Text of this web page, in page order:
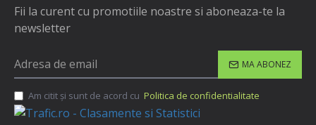
Fii la curent cu promotiile noastre si aboneaza-te la
newsletter
MA ABONEZ
Am citit şi sunt de acord cu Politica de confidentialitate